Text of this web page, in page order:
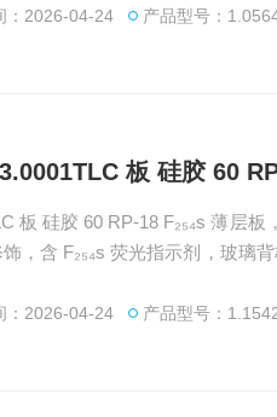
柱、化学试剂、标准品等产品
：2026-04-24 产品型号：
板 硅胶 60
板 硅胶 60 RP-18 F₂₅₄s 薄层
，含 F₂₅₄s 荧光指示剂，玻璃
等产品，提供产品选型、方法开
：2026-04-24 产品型号：